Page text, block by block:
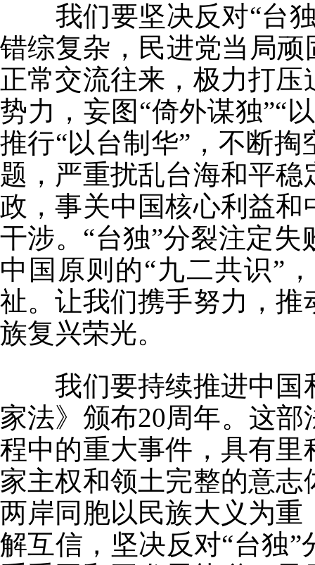
我们要坚决反对“台独
错综复杂，民进党当局
正常交流往来，极力打
势力，妄图“倚外谋独”“
推行“以台制华”，不断
题，严重扰乱台海和平
政，事关中国核心利益
干涉。“台独”分裂注定
中国原则的“九二共识”
祉。让我们携手努力，
族复兴荣光。
我们要持续推进中国
家法》颁布20周年。这
程中的重大事件，具有
家主权和领土完整的意
两岸同胞以民族大义为
解互信，坚决反对“台独